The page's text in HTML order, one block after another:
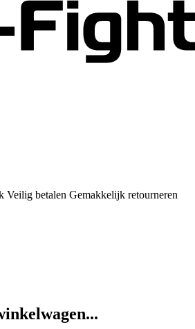
Veilig betalen Gemakkelijk retourneren